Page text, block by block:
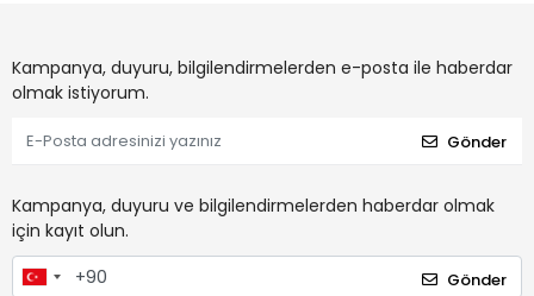
Kampanya, duyuru, bilgilendirmelerden e-posta ile haberdar
olmak istiyorum.
Gönder
Kampanya, duyuru ve bilgilendirmelerden haberdar olmak
için kayıt olun.
Gönder